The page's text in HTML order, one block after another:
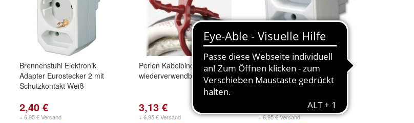
Brennenstuhl Elektronik
Adapter Eurostecker 2 mit
Schutzkontakt Weiß
2,40 €
+ 6,95 € Versand
Perlen Kabelbinder Click
wiederverwendbar
3,13 €
+ 6,95 € Versand
Brennenstuhl
Netzsteckeradapter
Stecksystem Euro Buchse
+ 6,95 € Versand